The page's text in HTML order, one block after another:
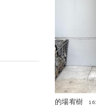
的場宥樹